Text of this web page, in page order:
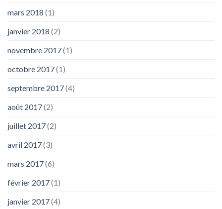
mars 2018 (1)
janvier 2018 (2)
novembre 2017(1)
octobre 2017(1)
septembre 2017(4)
août 2017(2)
juillet 2017(2)
avril 2017(3)
mars 2017(6)
février 2017(1)
janvier 2017(4)